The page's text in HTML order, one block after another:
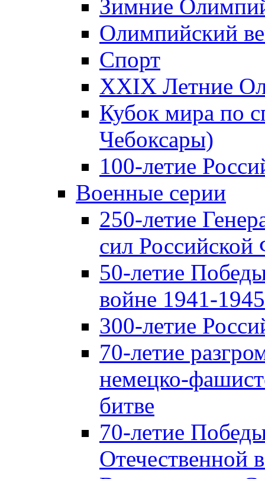
Зимние
Олимпийский
Спорт
XXIX Летние
Кубок мира по
Чебоксары)
100-летие
Военные серии
250-летие
сил Российской
50-летие
войне 1941-1945
300-летие
70-летие
немецко-
битве
70-летие
Отечественной